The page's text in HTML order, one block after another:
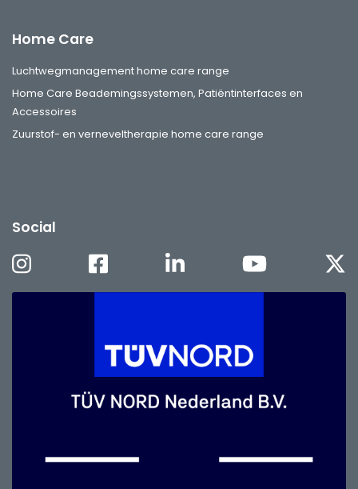
Home Care
Luchtwegmanagement home care range
Home Care Beademingssystemen, Patiëntinterfaces en
Accessoires
Zuurstof- en verneveltherapie home care range
Social